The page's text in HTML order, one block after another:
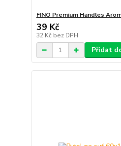
FINO Premium Handles
39 Kč
32 Kč bez DPH
Přidat